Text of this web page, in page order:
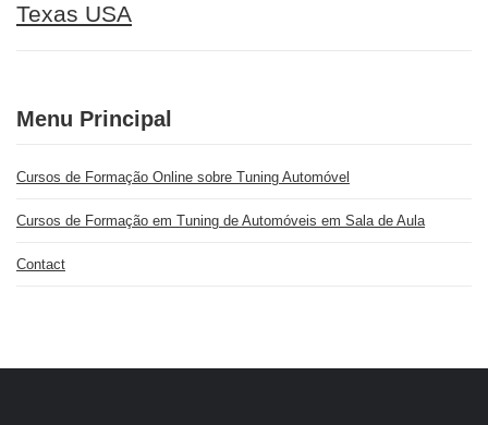
Texas USA
Menu Principal
Cursos de Formação Online sobre Tuning Automóvel
Cursos de Formação em Tuning de Automóveis em Sala de Aula
Contact